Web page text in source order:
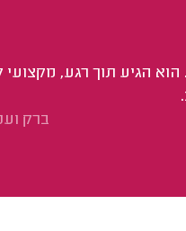
הגיע תוך רגע, מקצועי
ברק